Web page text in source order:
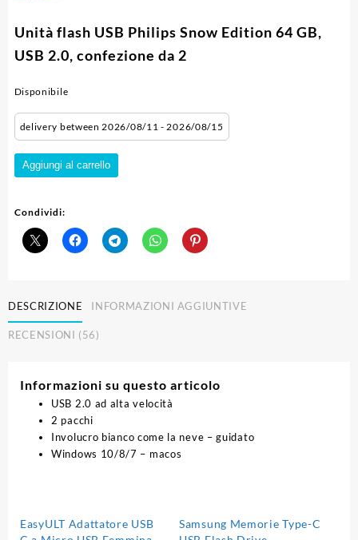
Unità flash USB Philips Snow Edition 64 GB,
USB 2.0, confezione da 2
Disponibile
delivery between 2026/08/11 - 2026/08/15
Unità
flash
Philips
Snow
Edition
Aggiungi al carrello
Condividi:
DESCRIZIONE INFORMAZIONI AGGIUNTIVE
RECENSIONI (56)
Informazioni su questo articolo
USB 2.0 ad alta velocità
2 pacchi
Involucro bianco come la neve – guidato
Windows 10/8/7 – macos
EasyULT Adattatore USB
Samsung Memorie Type-C